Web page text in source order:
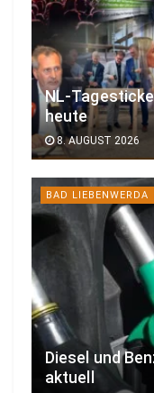
NL-
heute
8. AUGUST 2026
BAD LIEBENWERDA
Diesel und
aktuell